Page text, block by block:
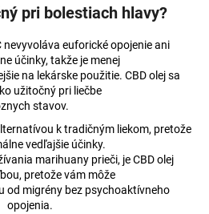
pri bolestiach hlavy?
nevyvoláva euforické opojenie ani
účinky, takže je menej
na lekárske použitie. CBD olej sa
užitočný pri liečbe
stavov.
k tradičným liekom, pretože
vedľajšie účinky.
marihuany prieči, je CBD olej
pretože vám môže
od migrény bez psychoaktívneho
opojenia.